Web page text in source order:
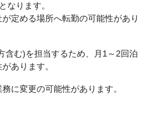
となります。
定める場所へ転勤の可能性があり
む)を担当するため、月1～2回泊
あります。
に変更の可能性があります。